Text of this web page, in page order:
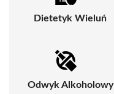
Dietetyk Wieluń
Odwyk Alkoholowy